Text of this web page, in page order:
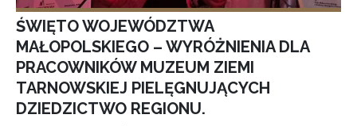
ŚWIĘTO WOJEWÓDZTWA
MAŁOPOLSKIEGO – WYRÓŻNIENIA DLA
PRACOWNIKÓW MUZEUM ZIEMI
TARNOWSKIEJ PIELĘGNUJĄCYCH
DZIEDZICTWO REGIONU.